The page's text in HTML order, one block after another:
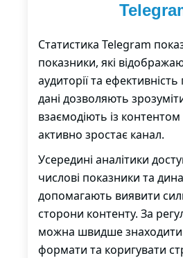
Статистика Telegram
показники, які
аудиторії та ефективність
дані дозволяють
взаємодіють із контентом
активно зростає канал.
Усередині аналітики
числові показники та
допомагають виявити
сторони контенту. За
можна швидше знаходити
формати та коригувати